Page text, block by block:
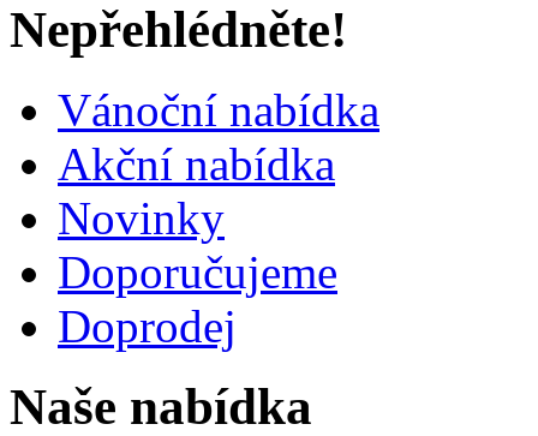
Nepřehlédněte!
Vánoční nabídka
Akční nabídka
Novinky
Doporučujeme
Doprodej
Naše nabídka